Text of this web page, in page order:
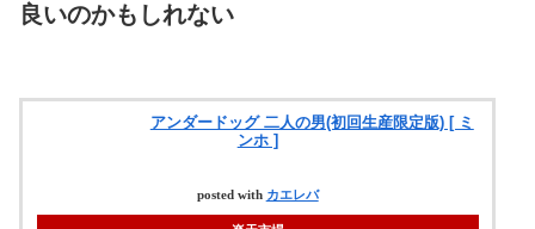
良いのかもしれない
アンダードッグ 二人の男(初回生産限定版) [ ミ
ンホ ]
posted with カエレバ